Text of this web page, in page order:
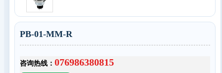
PB-01-MM-R
咨询热线： 076986380815